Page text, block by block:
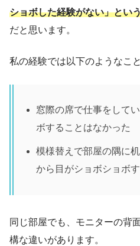
ショボした経験がない」とい
だと思います。
私の経験では以下のようなこ
窓際の席で仕事をして
ボすることはなかった
模様替えで部屋の隅に
から目がショボショボ
同じ部屋でも、モニターの背
構な違いがあります。